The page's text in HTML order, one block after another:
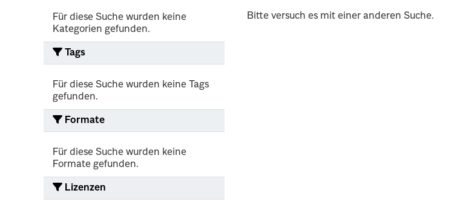
Für diese Suche wurden keine
Kategorien gefunden.
Tags
Für diese Suche wurden keine Tags
gefunden.
Formate
Für diese Suche wurden keine
Formate gefunden.
Lizenzen
Bitte versuch es mit einer anderen Suche.